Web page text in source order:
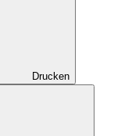
Drucken